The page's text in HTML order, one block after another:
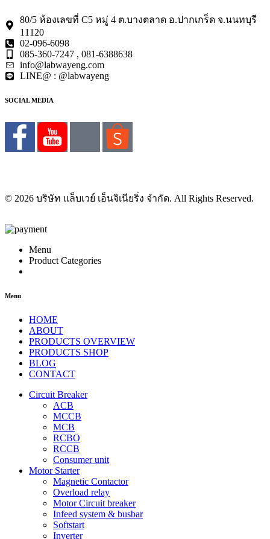
80/5 ห้องเลขที่ C5 หมู่ 4 ต.บางตลาด อ.ปากเกร็ด จ.นนทบุรี
11120
02-096-6098
085-360-7247 , 081-6388638
info@labwayeng.com
LINE@ : @labwayeng
SOCIAL MEDIA
© 2026 บริษัท แล็บเวย์ เอ็นจิเนียริ่ง จำกัด. All Rights Reserved.
Menu
Product Categories
Menu
HOME
ABOUT
PRODUCTS OVERVIEW
PRODUCTS SHOP
BLOG
CONTACT
Circuit Breaker
ACB
MCCB
MCB
RCBO
RCCB
Consumer unit
Motor Starter
Magnetic Contactor
Overload relay
Motor Circuit breaker
Infeed system & busbar
Softstart
Inverter